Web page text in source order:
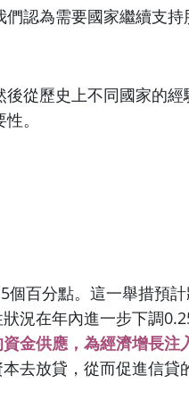
認為需要國家繼續支持
從歷史上不同國家的
。
百分點。這一舉措預
況在年內進一步下調
金供應，為經濟增長注
去放貸，從而促進信貸